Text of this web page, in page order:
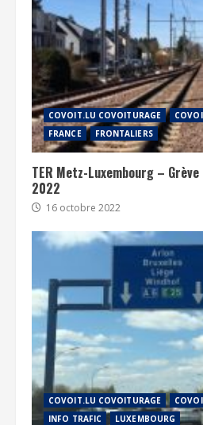
COVOIT.LU COVOITURAGE
FRANCE
FRONTALIERS
TER Metz-Luxembourg –
2022
16 octobre 2022
COVOIT.LU COVOITURAGE
INFO TRAFIC
LUXEMBOURG